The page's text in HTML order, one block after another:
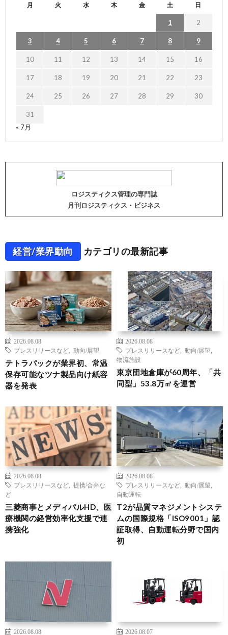
月 火 水 木 金 土 日
1 2
3 4 5 6 7 8 9
10 11 12 13 14 15 16
17 18 19 20 21 22 23
24 25 26 27 28 29 30
31
« 7月
ロジスティクス管理の専門誌
月刊ロジスティクス・ビジネス
経営/業界動向 カテゴリの最新記事
2026.08.08
プレスリリースなど
動向/展望
テトラパックが業界初、常温
保存可能なツナ製品向け紙容
器を発表
2026.08.08
プレスリリースなど
動向/展望
物流施設
東京団地倉庫が60周年、「共
同型」53.8万㎡を運営
2026.08.08
プレスリリースなど
提携/合弁な
ど
三菱商事とメディパルHD、医
療機関の経営効率化支援で連
携強化
2026.08.08
プレスリリースなど
動向/展望
自動運転
T2が品質マネジメントシステ
ムの国際規格「ISO9001」認
証取得、自動運転分野で国内
初
2026.08.08
2026.08.07